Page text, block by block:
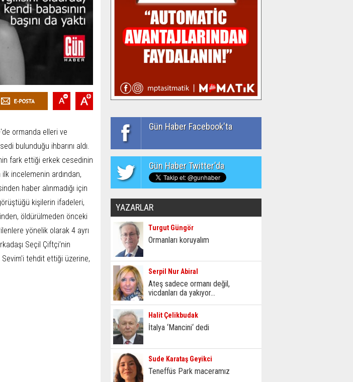
ormanda elleri ve
bulunduğu ihbarını aldı.
fark ettiği erkek cesedinin
incelemenin ardından,
haber alınmadığı için
kişilerin ifadeleri,
öldürülmeden önceki
yönelik olarak 4 ayrı
Seçil Çiftçi’nin
tehdit ettiği üzerine,
Gün Haber Facebook'ta
Gün Haber Twitter'da
YAZARLAR
Turgut Güngör
Ormanları koruyalım
Serpil Nur Abiral
Ateş sadece ormanı değil,
vicdanları da yakıyor...
Halit Çelikbudak
İtalya ‘Mancini‘ dedi
Sude Karataş Geyikci
Teneffüs Park maceramız